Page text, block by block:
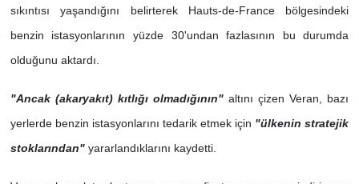
sıkıntısı yaşandığını belirterek Hauts-de-France bölgesindeki
benzin istasyonlarının yüzde 30'undan fazlasının bu durumda
olduğunu aktardı.
"Ancak (akaryakıt) kıtlığı olmadığının"altını çizen Veran, bazı
yerlerde benzin istasyonlarını tedarik etmek için "ülkenin stratejik
stoklarından"yararlandıklarını kaydetti.